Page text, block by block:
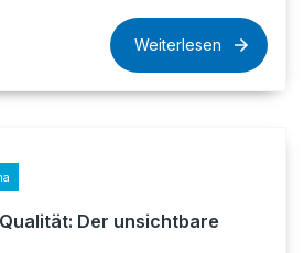
Weiterlesen
Der unsichtbare